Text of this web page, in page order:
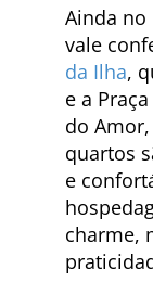
Ainda no
vale
da Ilha,
e a
do
quartos
e
charme,